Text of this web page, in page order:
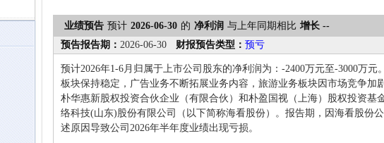
业绩预告 预计 2026-06-30 的 净利润 与上年同期相比 增长 --
预告报告期： 2026-06-30 财报预告类型： 预亏
预计2026年1-6月归属于上市公司股东的净利润为：-2400万元至-3000万
板块保持稳定，广告业务不断拓展业务内容，旅游业务板块因市场竞争加
朴华惠新股权投资合伙企业（有限合伙）和朴盈国视（上海）股权投资基
络科技(山东)股份有限公司（以下简称海看股份）。报告期，因海看股份
述原因导致公司2026年半年度业绩出现亏损。